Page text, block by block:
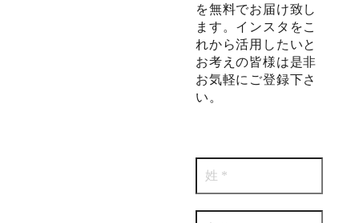
を無料でお届け致し
ます。インスタをこ
れから活用したいと
お考えの皆様は是非
お気軽にご登録下さ
い。